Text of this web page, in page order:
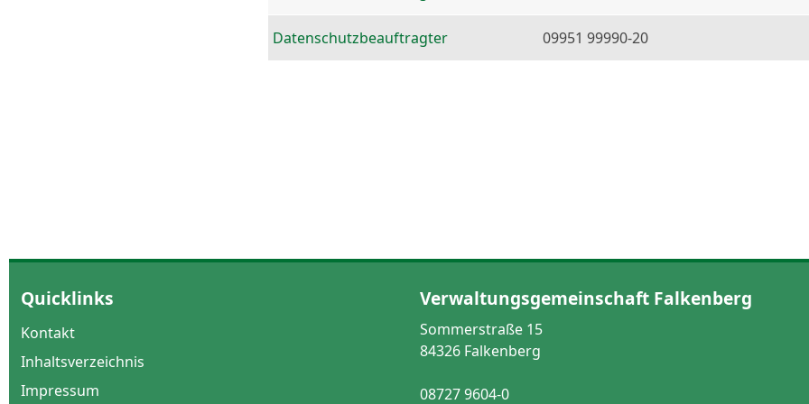
Datenschutzbeauftragter 09951 99990-20
Quicklinks
Kontakt
Inhaltsverzeichnis
Impressum
Verwaltungsgemeinschaft Falkenberg
Sommerstraße 15
84326 Falkenberg
08727 9604-0